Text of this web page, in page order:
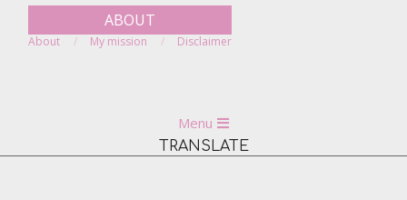
ABOUT
About My mission Disclaimer
Menu
Menu
TRANSLATE